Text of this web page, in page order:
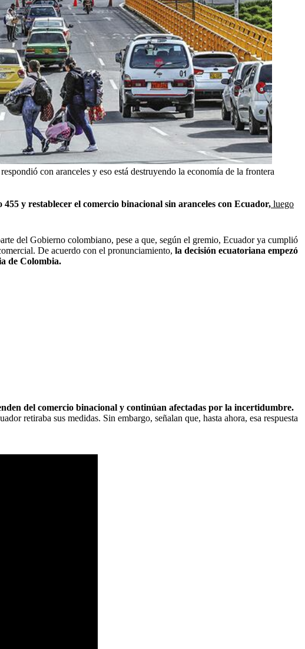
con aranceles y eso está destruyendo la economía de la frontera
y restablecer el comercio binacional sin aranceles con Ecuador, luego
del Gobierno colombiano, pese a que, según el gremio, Ecuador ya cumplió
De acuerdo con el pronunciamiento, la decisión ecuatoriana empezó
de Colombia.
del comercio binacional y continúan afectadas por la incertidumbre.
retiraba sus medidas. Sin embargo, señalan que, hasta ahora, esa respuesta